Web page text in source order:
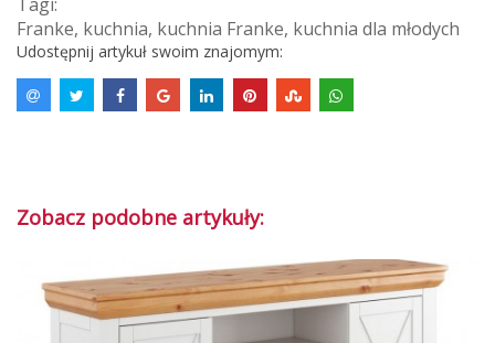
Franke, kuchnia, kuchnia Franke, kuchnia dla młodych
Udostępnij artykuł swoim znajomym:
Zobacz podobne artykuły: